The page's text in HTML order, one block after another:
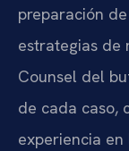
preparación
estrategias de
Counsel del
de cada caso,
experiencia